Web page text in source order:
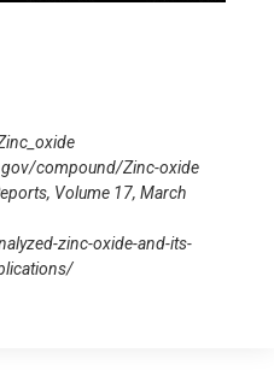
compound/Zinc-oxide
Volume 17, March
zinc-oxide-and-its-